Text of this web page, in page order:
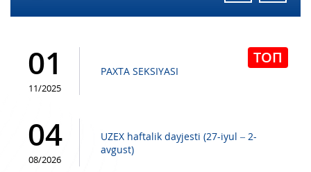
01
11/2025
PAXTA SEKSIYASI
ТОП
04
08/2026
UZEX haftalik dayjesti (27-iyul – 2-
avgust)